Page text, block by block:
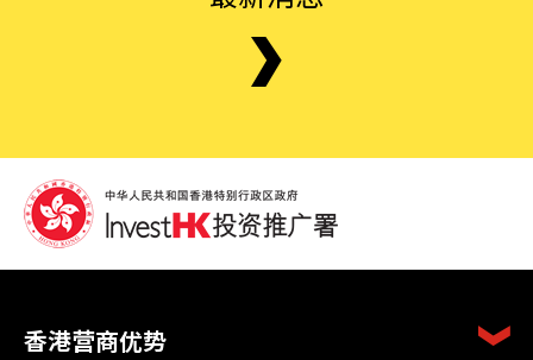
香港营商优势